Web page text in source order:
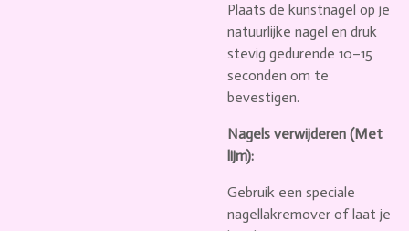
Plaats de kunstnagel op je
natuurlijke nagel en druk
stevig gedurende 10–15
seconden om te
bevestigen.
Nagels verwijderen (Met
lijm):
Gebruik een speciale
nagellakremover of laat je